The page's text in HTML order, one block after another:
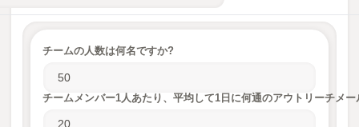
チームの人数は何名ですか?
チームメンバー1人あたり、平均して1日に何通のアウトリーチメ